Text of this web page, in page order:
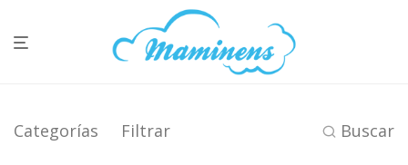
Categorías Filtrar Buscar